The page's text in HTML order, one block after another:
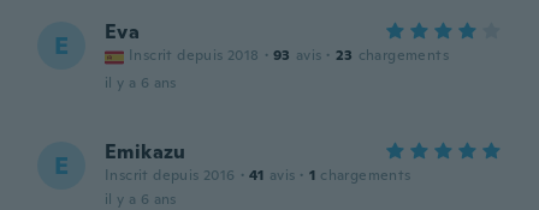
E Eva
Inscrit depuis 2018 · 93 avis · 23 chargements
il y a 6 ans
E Emikazu
Inscrit depuis 2016 · 41 avis · 1 chargements
il y a 6 ans